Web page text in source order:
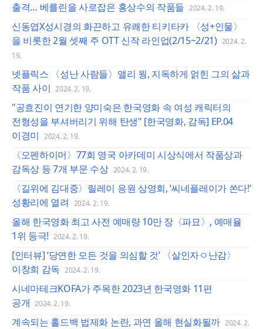
출격… 베를린을 사로잡은 홍상수의 작품들 2024. 2. 19.
신동엽X성시경의 화끈하고 유쾌한 티키타카 〈성+인물〉
을 비롯한 2월 셋째 주 OTT 신작 라인업(2/15~2/21) 2024. 2.
19.
넷플릭스 〈성난 사람들〉앨리 웡, 지독하게 얽힌 그의 삶과
작품 사이 2024. 2. 19.
"공효진이 연기한 양미숙은 한국영화 속 여성 캐릭터의
전형성을 부셔버리기 위해 탄생" [한국영화, 감독] EP.04
이경미 2024. 2. 19.
〈오펜하이머〉77회 영국 아카데미 시상식에서 작품상과
감독상 등 7개 부문 수상 2024. 2. 19.
〈길위에 김대중〉릴레이 응원 상영회, ‘씨네플레이가 쏜다!’
성황리에 열려 2024. 2. 19.
올해 한국영화 최고 사전 예매량 10만 장〈파묘〉, 예매율
1위 등극! 2024. 2. 19.
[인터뷰] ‘당연한 모든 것을 의심할 것’ 〈살인자ㅇ난감〉
이창희 감독 2024. 2. 19.
시네마테크KOFA가 주목한 2023년 한국영화 11편
공개 2024. 2. 19.
계속되는 홀드백 법제화 논란, 과연 올해 현실화될까 2024. 2.